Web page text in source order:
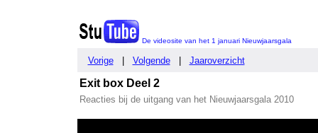
De videosite van het 1 januari Nieuwjaarsgala
Vorige Volgende Jaaroverzicht
Exit box Deel 2
Reacties bij de uitgang van het Nieuwjaarsgala 2010